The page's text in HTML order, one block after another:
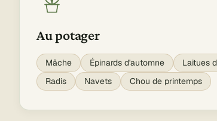
Au potager
Mâche Épinards d'automne
Laitues
Radis
Navets Chou de printemps